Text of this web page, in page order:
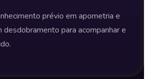
prévio em apometria e
desdobramento para acompanhar e